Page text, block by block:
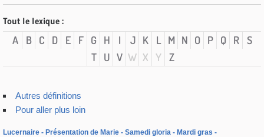
Tout le lexique :
A B C D E F G H I J K L M N O P Q R S
T
U V W X Y Z
Autres définitions
Pour aller plus loin
Lucernaire Présentation de Marie Samedi gloria
Mardi gras